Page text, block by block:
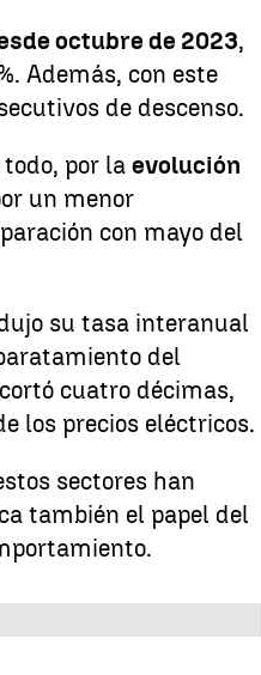
octubre de 2023,
Además, con este
de descenso.
todo, por laevolución
un menor
con mayo del
su tasa interanual
del
cuatro décimas,
los precios eléctricos.
sectores han
también el papel del